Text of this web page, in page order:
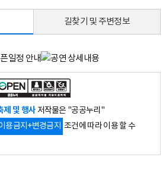
길찾기 및 주변정보
제 및 행사 저작물은 "공공누리"
용금지+변경금지 조건에 따라 이용 할 수